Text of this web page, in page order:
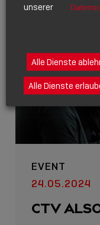
EVENT
24.05.2024
CTV
unserer
Alle Dienste
Alle Dienste